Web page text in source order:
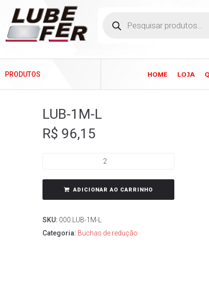
PRODUTOS HOME LOJA
LUB-1M-L
R$ 96,15
ADICIONAR AO CARRINHO
SKU: 000.LUB-1M-L
Categoria: Buchas de redução